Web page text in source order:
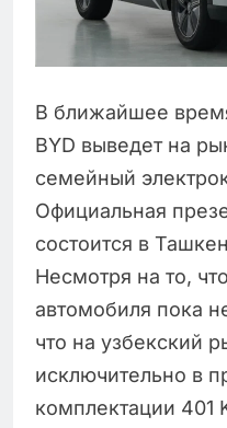
В ближайшее
BYD выведет на
семейный
Официальная
состоится в
Несмотря на то,
автомобиля пока
что на узбекский
исключительно в
комплектации 401